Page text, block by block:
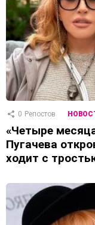
0 Репостов
«Четыре
Пугачева
ходит с